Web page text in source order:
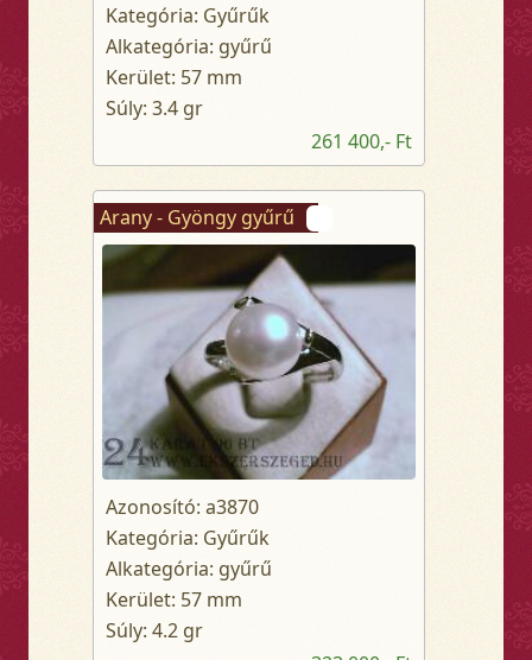
Kategória: Gyűrűk
Alkategória: gyűrű
Kerület: 57 mm
Súly: 3.4 gr
261 400,- Ft
Arany - Gyöngy gyűrű
Azonosító: a3870
Kategória: Gyűrűk
Alkategória: gyűrű
Kerület: 57 mm
Súly: 4.2 gr